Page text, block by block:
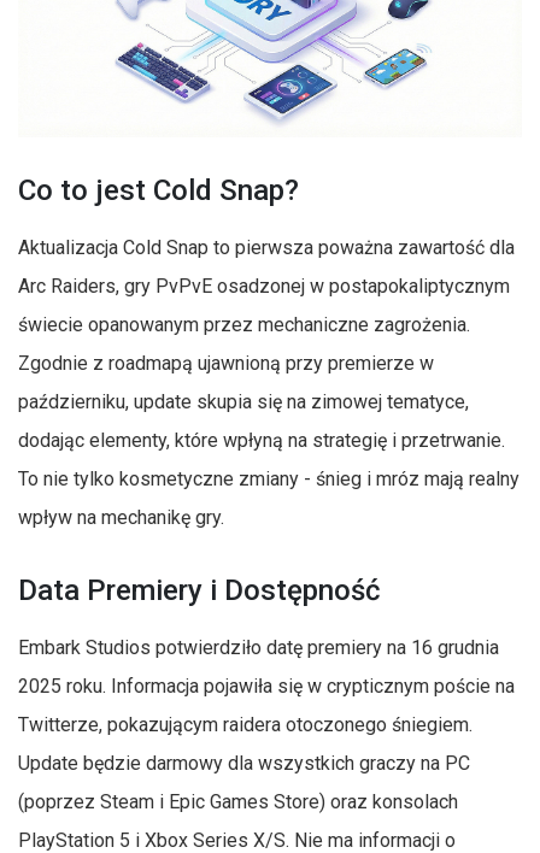
Co to jest Cold Snap?
Aktualizacja Cold Snap to pierwsza poważna zawartość dla
Arc Raiders, gry PvPvE osadzonej w postapokaliptycznym
świecie opanowanym przez mechaniczne zagrożenia.
Zgodnie z roadmapą ujawnioną przy premierze w
październiku, update skupia się na zimowej tematyce,
dodając elementy, które wpłyną na strategię i przetrwanie.
To nie tylko kosmetyczne zmiany - śnieg i mróz mają realny
wpływ na mechanikę gry.
Data Premiery i Dostępność
Embark Studios potwierdziło datę premiery na 16 grudnia
2025 roku. Informacja pojawiła się w crypticznym poście na
Twitterze, pokazującym raidera otoczonego śniegiem.
Update będzie darmowy dla wszystkich graczy na PC
(poprzez Steam i Epic Games Store) oraz konsolach
PlayStation 5 i Xbox Series X/S. Nie ma informacji o